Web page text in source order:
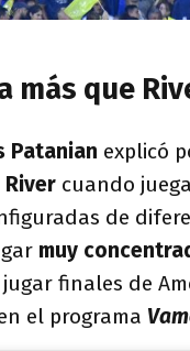
más que
Patanian explicó
River cuando
de
muy
finales de
el programa